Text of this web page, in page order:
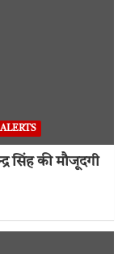
सिंह की मौजूदगी